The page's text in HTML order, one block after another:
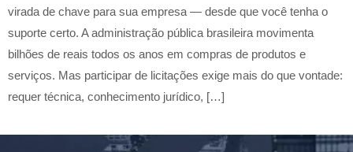
virada de chave para sua empresa — desde que você tenha o
suporte certo. A administração pública brasileira movimenta
bilhões de reais todos os anos em compras de produtos e
serviços. Mas participar de licitações exige mais do que vontade:
requer técnica, conhecimento jurídico, […]